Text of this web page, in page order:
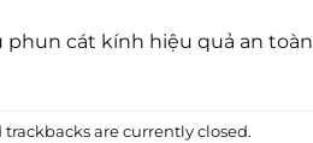
phun cát kính hiệu quả an toàn
are currently closed.